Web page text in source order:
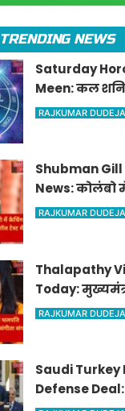
TRENDING NEWS
Saturday
Meen: कल
जानिए मेष से
RAJKUMAR DUDEJA
Shubman
News: कोलंबो
के दौरान घायल
RAJKUMAR DUDEJA
Thalapathy
Today:
की पर्सनल
RAJKUMAR DUDEJA
Saudi Turkey
Defense Deal: